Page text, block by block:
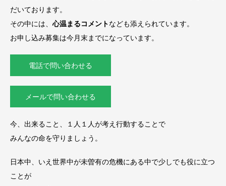
だいております。
その中には、 心温まるコメントなども添えられています。
お申し込み募集は今月末までになっています。
電話で問い合わせる
メールで問い合わせる
今、出来ること、１人１人が考え行動することで
みんなの命を守りましょう。
日本中、いえ世界中が未曽有の危機にある中で少しでも役に立つ
ことが